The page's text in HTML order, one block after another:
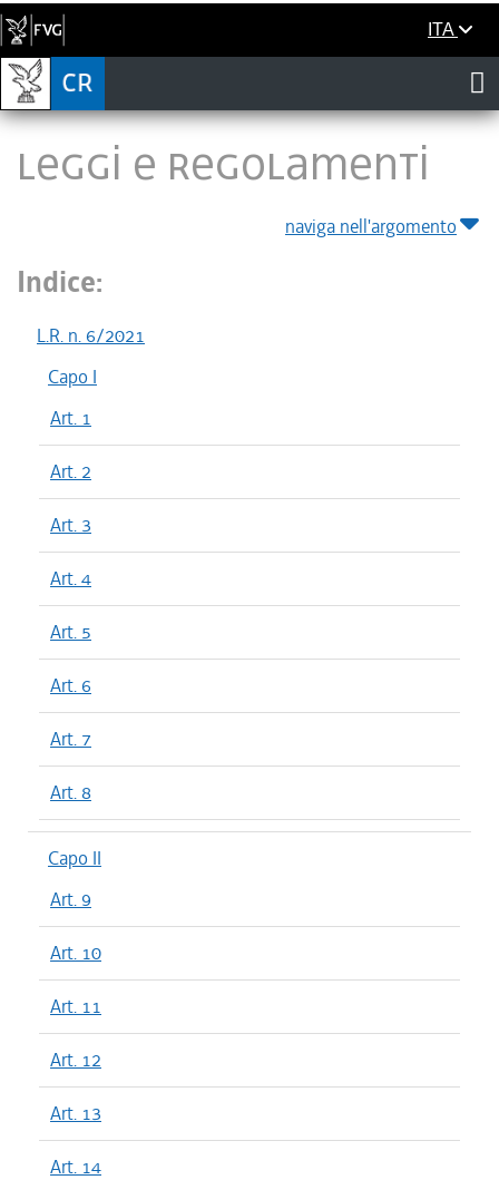
ITA
LEGGI E REGOLAMENTI
naviga nell'argomento
Indice:
L.R. n. 6/2021
Capo I
Art. 1
Art. 2
Art. 3
Art. 4
Art. 5
Art. 6
Art. 7
Art. 8
Capo II
Art. 9
Art. 10
Art. 11
Art. 12
Art. 13
Art. 14